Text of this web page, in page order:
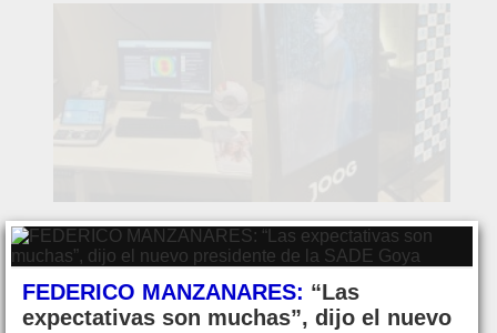
FEDERICO MANZANARES: “Las
expectativas son muchas”, dijo el nuevo